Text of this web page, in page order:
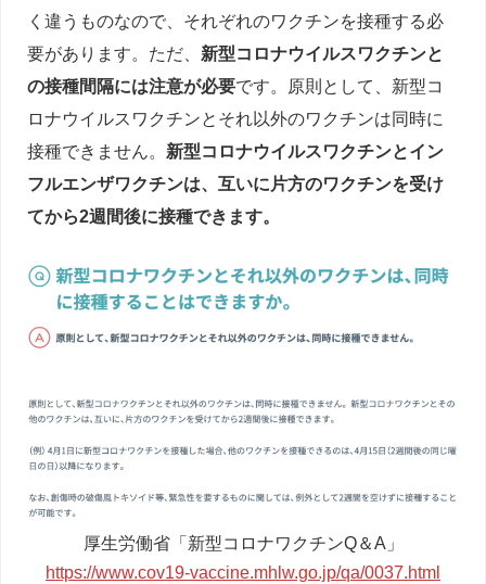
く違うものなので、それぞれのワクチンを接種する必
要があります。ただ、 新型コロナウイルスワクチンと
の接種間隔には注意が必要です。原則として、新型コ
ロナウイルスワクチンとそれ以外のワクチンは同時に
接種できません。 新型コロナウイルスワクチンとイン
フルエンザワクチンは、互いに片方のワクチンを受け
てから2週間後に接種できます。
厚生労働省「新型コロナワクチンQ＆A」
https://www.cov19-vaccine.mhlw.go.jp/qa/0037.html